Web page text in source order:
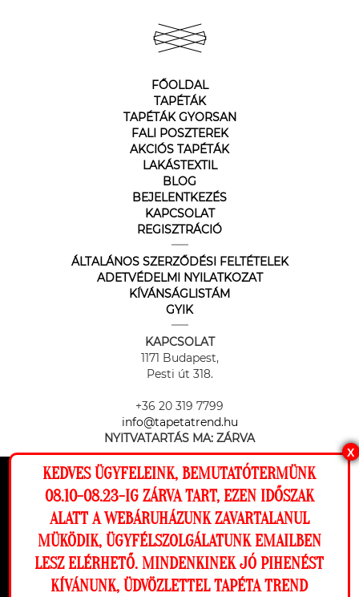
Ez a weboldal cookie-kat használ, hogy a
lehető legjobb élményt nyújtsa honlapunkon.
Beállítások
Elutasítom Engedélyezem
FŐOLDAL
TAPÉTÁK
TAPÉTÁK GYORSAN
FALI POSZTEREK
AKCIÓS TAPÉTÁK
LAKÁSTEXTIL
BLOG
BEJELENTKEZÉS
KAPCSOLAT
REGISZTRÁCIÓ
ÁLTALÁNOS SZERZŐDÉSI FELTÉTELEK
ADETVÉDELMI NYILATKOZAT
KÍVÁNSÁGLISTÁM
GYIK
KAPCSOLAT
1171 Budapest,
Pesti út 318.
+36 20 319 7799
info@tapetatrend.hu
NYITVATARTÁS MA: ZÁRVA
Az online fizetést a Barion Payment Zrt. biztosítja, MNB engedély
száma: H-EN-I-1064/2013
X
KEDVES ÜGYFELEINK, BEMUTATÓTERMÜNK
08.10-08.23-IG ZÁRVA TART, EZEN IDŐSZAK
ALATT A WEBÁRUHÁZUNK ZAVARTALANUL
MÜKÖDIK, ÜGYFÉLSZOLGÁLATUNK EMAILBEN
LESZ ELÉRHETŐ. MINDENKINEK JÓ PIHENÉST
KÍVÁNUNK, ÜDVÖZLETTEL TAPÉTA TREND